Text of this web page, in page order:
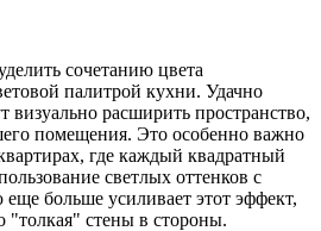
сочетанию цвета
палитрой кухни. Удачно
визуально расширить пространство,
помещения. Это особенно важно
где каждый квадратный
светлых оттенков с
больше усиливает этот эффект,
"толкая" стены в стороны.